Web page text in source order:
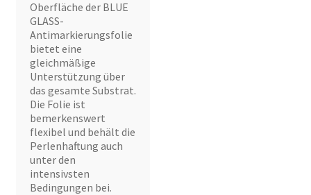
Oberfläche der BLUE
GLASS-
Antimarkierungsfolie
bietet eine
gleichmäßige
Unterstützung über
das gesamte Substrat.
Die Folie ist
bemerkenswert
flexibel und behält die
Perlenhaftung auch
unter den
intensivsten
Bedingungen bei.